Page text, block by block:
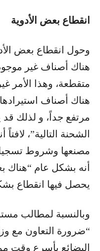
انقطاع بعض الأدوية
وحول انقطاع بعض
هناك أصناف غير
متقطعة، وهذا الأمر
هناك أصناف
مرتفع جداً، و لذلك
الشحنة التالية”،
مصنعها وشروط
أنه بشكل عام “هناك
يحصل فيها انقطاع
وبالنسبة لمطالب
“ضرورة التعاون مع
البضائع بأسرع وقت